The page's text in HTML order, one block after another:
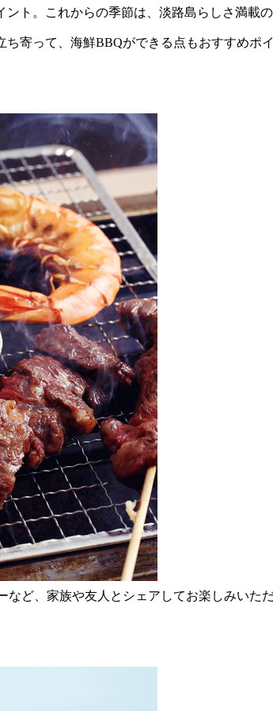
ト。これからの季節は、淡路島らしさ満載
寄って、海鮮BBQができる点もおすすめポ
ど、家族や友人とシェアしてお楽しみいた